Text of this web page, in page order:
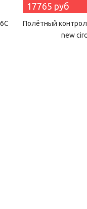
17765 руб
Полётный
new